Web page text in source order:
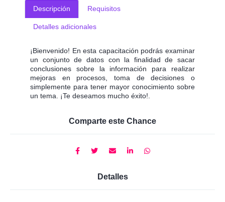
Descripción Requisitos
Detalles adicionales
¡Bienvenido! En esta capacitación podrás examinar
un conjunto de datos con la finalidad de sacar
conclusiones sobre la información para realizar
mejoras en procesos, toma de decisiones o
simplemente para tener mayor conocimiento sobre
un tema. ¡Te deseamos mucho éxito!.
Comparte este Chance
Detalles